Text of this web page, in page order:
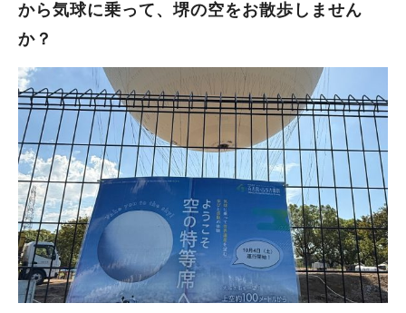
そして復興していった道のりを紹介する展示です。 また、高度
経済成長期に発展した堺の様子も見ることができます。 戦後の
感じられるでしょう。 主な展示内容 第1章 昭和初期の堺の姿
第2章 消えゆく街の姿を残せ 第3章 不死鳥（フェニックス）
のはばたき 第4章 記録画でたどるあたらしい堺 「堺市博物館
再始動－サンクス・イベント－」も！ 4月1日(水)～5日(日)に
は、開館特別イベントも開催されます！ ふとん太鼓新作映像の
トークイベントや、展示解説、ハニワ部長たちとの撮影会など、
盛りだくさんの内容です。 詳しくは、堺市のＨＰをチェックし
てくださいね。 再始動した堺市博物館へ！ 長期休館を経て、再
開館する“堺市博物館”。 再び、私たちに様々な体験をさせてくれ
ることでしょう！ サンクス・イベントもありますので、再オー
プンのタイミングで遊びに行ってみてくださいね。 ※画像は全
から気球に乗って、堺の空をお散歩しません
か？